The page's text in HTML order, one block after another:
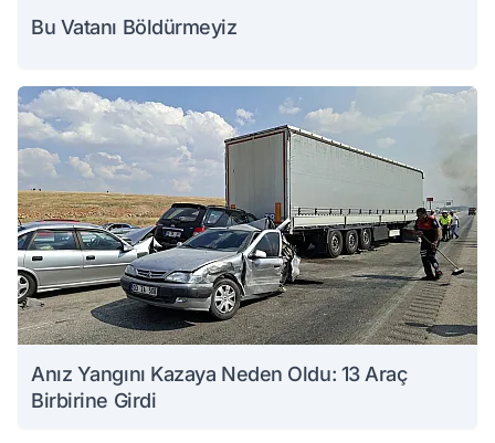
Bu Vatanı Böldürmeyiz
Anız Yangını Kazaya Neden Oldu: 13 Araç
Birbirine Girdi